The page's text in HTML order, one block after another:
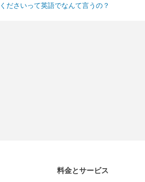
ださいって英語でなんて言うの？
料金とサービス